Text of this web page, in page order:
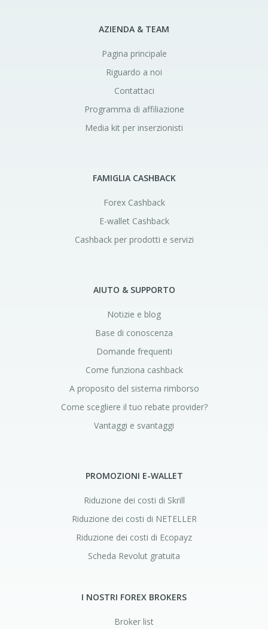
AZIENDA & TEAM
Pagina principale
Riguardo a noi
Contattaci
Programma di affiliazione
Media kit per inserzionisti
FAMIGLIA CASHBACK
Forex Cashback
E-wallet Cashback
Cashback per prodotti e servizi
AIUTO & SUPPORTO
Notizie e blog
Base di conoscenza
Domande frequenti
Come funziona cashback
A proposito del sistema rimborso
Come scegliere il tuo rebate provider?
Vantaggi e svantaggi
PROMOZIONI E-WALLET
Riduzione dei costi di Skrill
Riduzione dei costi di NETELLER
Riduzione dei costi di Ecopayz
Scheda Revolut gratuita
I NOSTRI FOREX BROKERS
Broker list